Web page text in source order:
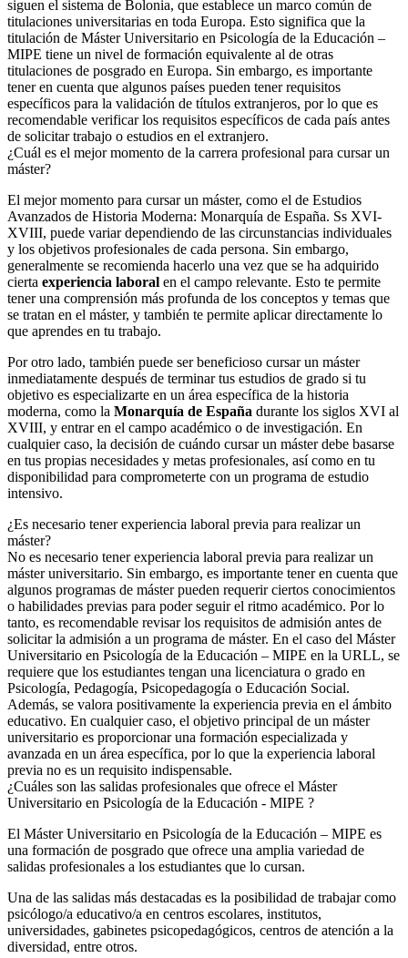
siguen el sistema de Bolonia, que establece un marco común de
titulaciones universitarias en toda Europa. Esto significa que la
titulación de Máster Universitario en Psicología de la Educación –
MIPE tiene un nivel de formación equivalente al de otras
titulaciones de posgrado en Europa. Sin embargo, es importante
tener en cuenta que algunos países pueden tener requisitos
específicos para la validación de títulos extranjeros, por lo que es
recomendable verificar los requisitos específicos de cada país antes
de solicitar trabajo o estudios en el extranjero.
¿Cuál es el mejor momento de la carrera profesional para cursar un
máster?
El mejor momento para cursar un máster, como el de Estudios
Avanzados de Historia Moderna: Monarquía de España. Ss XVI-
XVIII, puede variar dependiendo de las circunstancias individuales
y los objetivos profesionales de cada persona. Sin embargo,
generalmente se recomienda hacerlo una vez que se ha adquirido
cierta experiencia laboral en el campo relevante. Esto te permite
tener una comprensión más profunda de los conceptos y temas que
se tratan en el máster, y también te permite aplicar directamente lo
que aprendes en tu trabajo.
Por otro lado, también puede ser beneficioso cursar un máster
inmediatamente después de terminar tus estudios de grado si tu
objetivo es especializarte en un área específica de la historia
moderna, como la Monarquía de España durante los siglos XVI al
XVIII, y entrar en el campo académico o de investigación. En
cualquier caso, la decisión de cuándo cursar un máster debe basarse
en tus propias necesidades y metas profesionales, así como en tu
disponibilidad para comprometerte con un programa de estudio
intensivo.
¿Es necesario tener experiencia laboral previa para realizar un
máster?
No es necesario tener experiencia laboral previa para realizar un
máster universitario. Sin embargo, es importante tener en cuenta que
algunos programas de máster pueden requerir ciertos conocimientos
o habilidades previas para poder seguir el ritmo académico. Por lo
tanto, es recomendable revisar los requisitos de admisión antes de
solicitar la admisión a un programa de máster. En el caso del Máster
Universitario en Psicología de la Educación – MIPE en la URLL, se
requiere que los estudiantes tengan una licenciatura o grado en
Psicología, Pedagogía, Psicopedagogía o Educación Social.
Además, se valora positivamente la experiencia previa en el ámbito
educativo. En cualquier caso, el objetivo principal de un máster
universitario es proporcionar una formación especializada y
avanzada en un área específica, por lo que la experiencia laboral
previa no es un requisito indispensable.
¿Cuáles son las salidas profesionales que ofrece el Máster
Universitario en Psicología de la Educación - MIPE ?
El Máster Universitario en Psicología de la Educación – MIPE es
una formación de posgrado que ofrece una amplia variedad de
salidas profesionales a los estudiantes que lo cursan.
Una de las salidas más destacadas es la posibilidad de trabajar como
psicólogo/a educativo/a en centros escolares, institutos,
universidades, gabinetes psicopedagógicos, centros de atención a la
diversidad, entre otros.